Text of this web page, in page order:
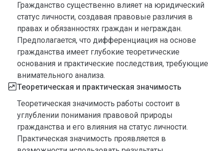
Гражданство существенно влияет на юридический
статус личности, создавая правовые различия в
правах и обязанностях граждан и неграждан.
Предполагается, что дифференциация на основе
гражданства имеет глубокие теоретические
основания и практические последствия, требующие
внимательного анализа.
Теоретическая и практическая значимость
Теоретическая значимость работы состоит в
углублении понимания правовой природы
гражданства и его влияния на статус личности.
Практическая значимость проявляется в